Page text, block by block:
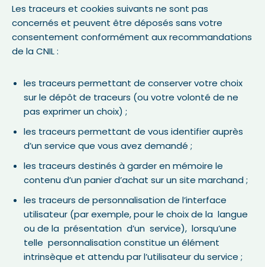
Les traceurs et cookies suivants ne sont pas
concernés et peuvent être déposés sans votre
consentement conformément aux recommandations
de la CNIL :
les traceurs permettant de conserver votre choix
sur le dépôt de traceurs (ou votre volonté de ne
pas exprimer un choix) ;
les traceurs permettant de vous identifier auprès
d’un service que vous avez demandé ;
les traceurs destinés à garder en mémoire le
contenu d’un panier d’achat sur un site marchand ;
les traceurs de personnalisation de l’interface
utilisateur (par exemple, pour le choix de la langue
ou de la présentation d’un service), lorsqu’une
telle personnalisation constitue un élément
intrinsèque et attendu par l’utilisateur du service ;